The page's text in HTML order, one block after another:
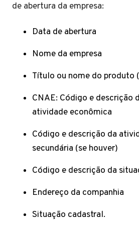
de abertura da empresa:
Data de abertura
Nome da empresa
Título ou nome do produto
CNAE: Código e descrição
atividade econômica
Código e descrição da
secundária (se houver)
Código e descrição da
Endereço da companhia
Situação cadastral.